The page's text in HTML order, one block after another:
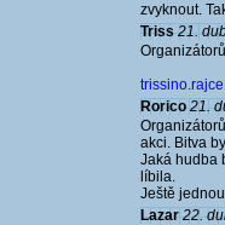
zvyknout.
Triss 21.
Rorico 21.
akci. Bitva
Jaká hudba
líbila.
Ještě
Lazar 22.